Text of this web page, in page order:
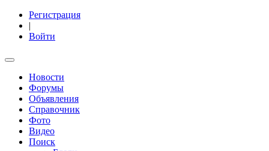
Регистрация
|
Войти
Новости
Форумы
Объявления
Справочник
Фото
Видео
Поиск